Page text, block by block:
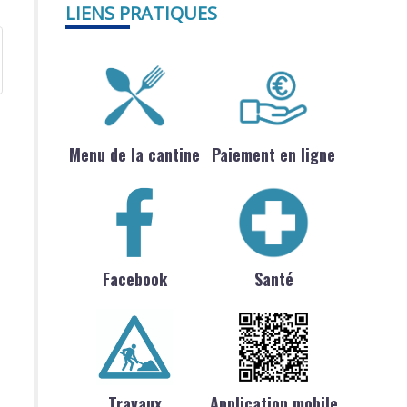
LIENS PRATIQUES
Menu de la cantine Paiement en ligne
Facebook Santé